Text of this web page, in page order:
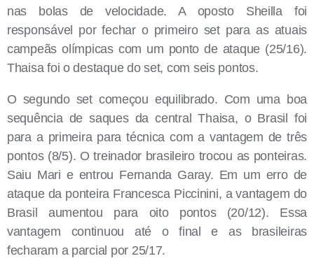
nas bolas de velocidade. A oposto Sheilla foi
responsável por fechar o primeiro set para as atuais
campeãs olímpicas com um ponto de ataque (25/16).
Thaisa foi o destaque do set, com seis pontos.
O segundo set começou equilibrado. Com uma boa
sequência de saques da central Thaisa, o Brasil foi
para a primeira para técnica com a vantagem de três
pontos (8/5). O treinador brasileiro trocou as ponteiras.
Saiu Mari e entrou Fernanda Garay. Em um erro de
ataque da ponteira Francesca Piccinini, a vantagem do
Brasil aumentou para oito pontos (20/12). Essa
vantagem continuou até o final e as brasileiras
fecharam a parcial por 25/17.